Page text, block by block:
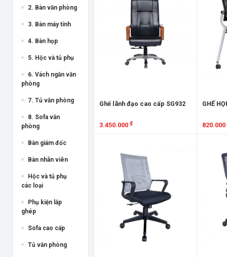
2. Bàn văn phòng
3. Bàn máy tính
4. Bàn họp
5. Hộc và tủ phụ
6. Vách ngăn văn
phòng
7. Tủ văn phòng
8. Sofa văn
phòng
Bàn giám đốc
Bàn nhân viên
Hộc và tủ phụ
các loại
Phụ kiện lắp
ghép
Sofa cao cấp
Tủ văn phòng
Ghế lãnh đạo cao cấp SG932
3.450.000 ₫
GHẾ
820.000